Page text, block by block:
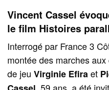
Vincent Cassel
le film Histoires
Interrogé par France 3
montée des marches
de jeuVirginie Efiraet